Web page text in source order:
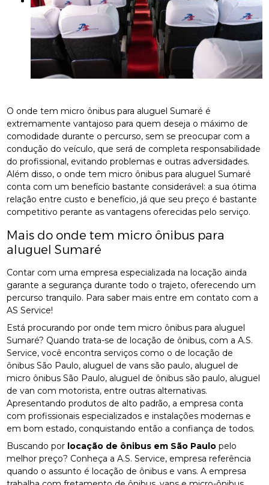
O onde tem micro ônibus para aluguel Sumaré é
extremamente vantajoso para quem deseja o máximo de
comodidade durante o percurso, sem se preocupar com a
condução do veículo, que será de completa responsabilidade
do profissional, evitando problemas e outras adversidades.
Além disso, o onde tem micro ônibus para aluguel Sumaré
conta com um benefício bastante considerável: a sua ótima
relação entre custo e benefício, já que seu preço é bastante
competitivo perante as vantagens oferecidas pelo serviço.
Mais do onde tem micro ônibus para
aluguel Sumaré
Contar com uma empresa especializada na locação ainda
garante a segurança durante todo o trajeto, oferecendo um
percurso tranquilo. Para saber mais entre em contato com a
AS Service!
Está procurando por onde tem micro ônibus para aluguel
Sumaré? Quando trata-se de locação de ônibus, com a A.S.
Service, você encontra serviços como o de locação de
ônibus São Paulo, aluguel de vans são paulo, aluguel de
micro ônibus São Paulo, aluguel de ônibus são paulo, aluguel
de van com motorista, entre outras alternativas.
Apresentando produtos de alto padrão, a empresa conta
com profissionais especializados e instalações modernas e
em bom estado, conquistando então a confiança de todos.
Buscando por locação de ônibus em São Paulo pelo
melhor preço? Conheça a A.S. Service, empresa referência
quando o assunto é locação de ônibus e vans. A empresa